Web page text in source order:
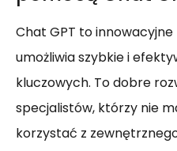
Chat GPT to
umożliwia szybkie i
kluczowych. To dobre
specjalistów, którzy nie
korzystać z